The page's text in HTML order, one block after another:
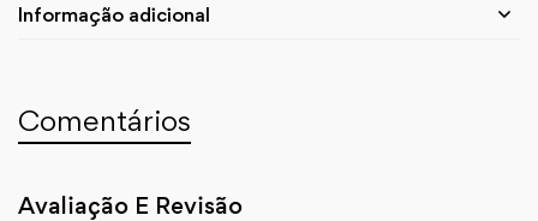
Informação adicional
Comentários
Avaliação E Revisão